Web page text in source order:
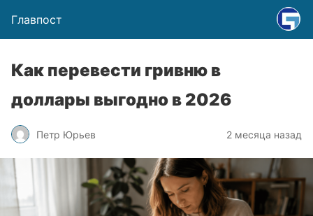
Главпост
Как перевести гривню в
доллары выгодно в 2026
Петр Юрьев 2 месяца назад